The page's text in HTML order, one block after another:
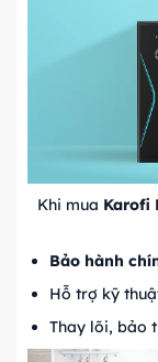
Khi mua Karofi
Bảo hành
Hỗ trợ kỹ
Thay lõi, bảo